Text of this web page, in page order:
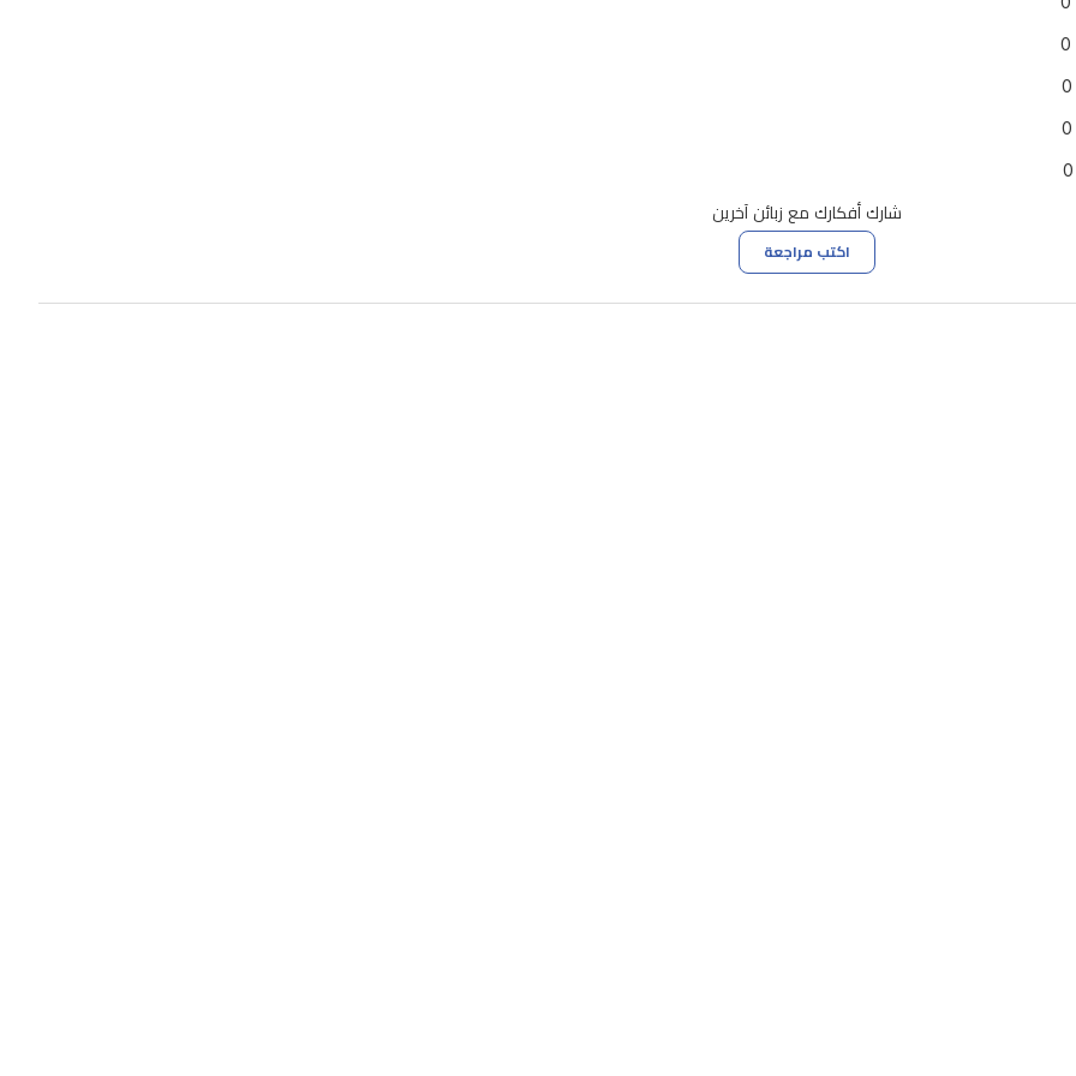
0
0
0
0
شارك أفكارك مع زبائن آخرين
اكتب مراجعة